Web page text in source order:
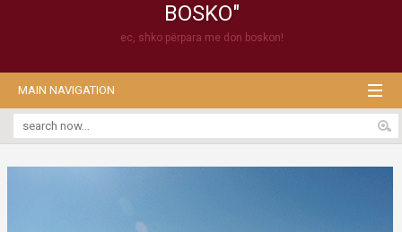
BOSKO"
ec, shko përpara me don boskon!
MAIN NAVIGATION